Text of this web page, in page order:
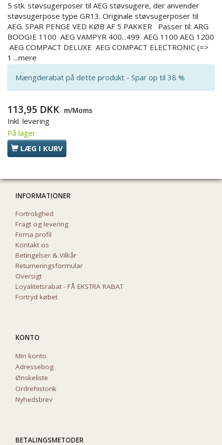
5 stk. støvsugerposer til AEG støvsugere, der anvender
støvsugerpose type GR13. Originale støvsugerposer til
AEG. SPAR PENGE VED KØB AF 5 PAKKER Passer til: ARG
BOOGIE 1100 AEG VAMPYR 400...499 AEG 1100 AEG 1200
AEG COMPACT DELUXE AEG COMPACT ELECTRONIC (=>
1 ...mere
Mængderabat på dette produkt - Spar op til 38 %
113,95 DKK m/Moms
Inkl. levering
På lager
LÆG I KURV
INFORMATIONER
Fortrolighed
Fragt og levering
Firma profil
Kontakt os
Betingelser & Vilkår
Returneringsformular
Oversigt
Loyalitetsrabat - FÅ EKSTRA RABAT
Fortryd købet
KONTO
Min konto
Adressebog
Ønskeliste
Ordrehistorik
Nyhedsbrev
BETALINGSMETODER